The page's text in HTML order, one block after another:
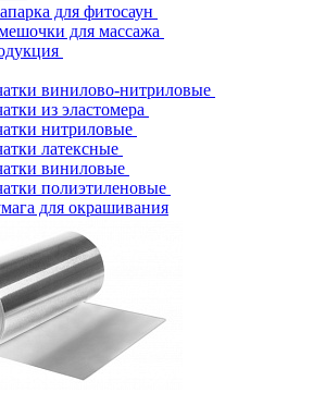
для фитосаун
для массажа
винилово-нитриловые
из эластомера
нитриловые
латексные
виниловые
полиэтиленовые
для окрашивания